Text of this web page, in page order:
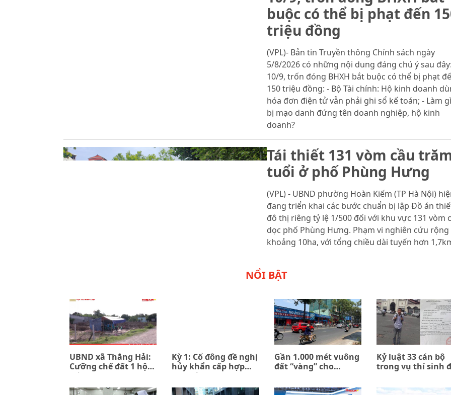
buộc có thể bị phạt đến
triệu đồng
(VPL)- Bản tin Truyền thông Chính sách ngày
5/8/2026 có những nội dung đáng chú ý sau
10/9, trốn đóng BHXH bắt buộc có thể bị phạt
150 triệu đồng: - Bộ Tài chính: Hộ kinh doanh
hóa đơn điện tử vẫn phải ghi sổ kế toán; - Làm
bị mạo danh đứng tên doanh nghiệp, hộ kinh
doanh?
Tái thiết 131 vòm cầu
tuổi ở phố Phùng Hưng
(VPL) - UBND phường Hoàn Kiếm (TP Hà Nội)
đang triển khai các bước chuẩn bị lập Đồ án
đô thị riêng tỷ lệ 1/500 đối với khu vực 131 vòm
dọc phố Phùng Hưng. Phạm vi nghiên cứu rộng
khoảng 10ha, với tổng chiều dài tuyến hơn
NỔI BẬT
UBND xã Thắng Hải:
Cưỡng chế đất 1 hộ
để đền bù 7 hộ (kỳ 1)
Kỳ 1: Cổ đông đề nghị
hủy khẩn cấp hợp
đồng ủy quyền giữa
PPIP và Sacombank
Gần 1.000 mét vuông
đất “vàng” cho
Kỷ luật 33 cán bộ
trong vụ thí sinh
trả về